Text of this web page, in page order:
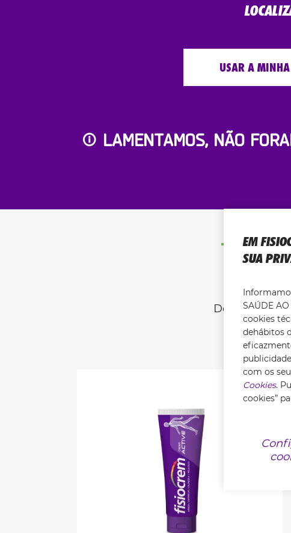
USAR A
LAMENTAMOS, NÃO
Descubra o
a
EM
SUA
SAÚDE
cookies
dehábitos
com os
Cookies.
cookies”